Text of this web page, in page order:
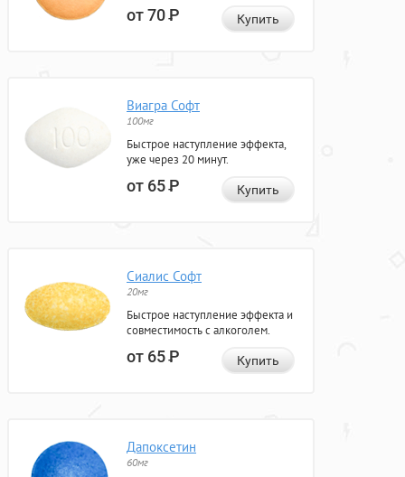
от 70Р Купить
Виагра Софт
100мг
Быстрое наступление эффекта,
уже через 20 минут.
от 65Р Купить
Сиалис Софт
20мг
Быстрое наступление эффекта и
совместимость с алкоголем.
от 65Р Купить
Дапоксетин
60мг